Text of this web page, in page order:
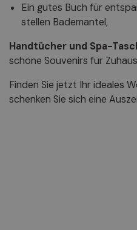
Ein gutes Buch für
stellen Bademantel,
Handtücher und Spa-
schöne Souvenirs für
Finden Sie jetzt Ihr ideales
schenken Sie sich eine